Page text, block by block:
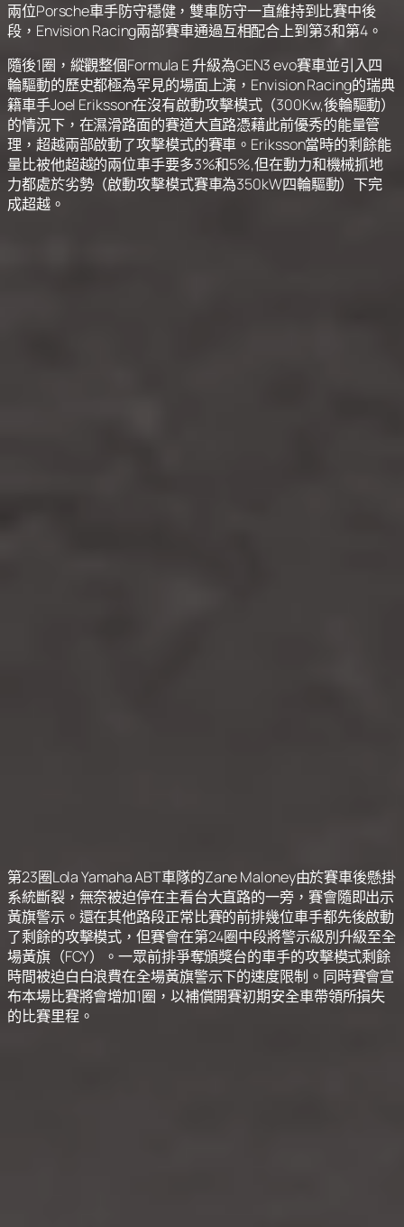
兩位Porsche車手防守穩健，雙車防守一直維持到比賽中後
段，Envision Racing兩部賽車通過互相配合上到第3和第4。
隨後1圈，縱觀整個Formula E 升級為GEN3 evo賽車並引入四
輪驅動的歷史都極為罕見的場面上演，Envision Racing的瑞典
籍車手Joel Eriksson在沒有啟動攻擊模式（300Kw,後輪驅動）
的情況下，在濕滑路面的賽道大直路憑藉此前優秀的能量管
理，超越兩部啟動了攻擊模式的賽車。Eriksson當時的剩餘能
量比被他超越的兩位車手要多3%和5%,但在動力和機械抓地
力都處於劣勢（啟動攻擊模式賽車為350kW四輪驅動）下完
成超越。
第23圈Lola Yamaha ABT車隊的Zane Maloney由於賽車後懸掛
系統斷裂，無奈被迫停在主看台大直路的一旁，賽會隨即出示
黃旗警示。還在其他路段正常比賽的前排幾位車手都先後啟動
了剩餘的攻擊模式，但賽會在第24圈中段將警示級別升級至全
場黃旗（FCY）。一眾前排爭奪頒獎台的車手的攻擊模式剩餘
時間被迫白白浪費在全場黃旗警示下的速度限制。同時賽會宣
布本場比賽將會增加1圈，以補償開賽初期安全車帶領所損失
的比賽里程。